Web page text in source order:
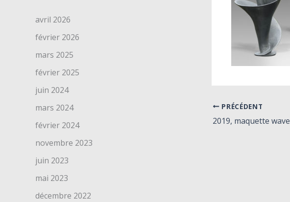
avril 2026
février 2026
mars 2025
février 2025
juin 2024
mars 2024
février 2024
novembre 2023
juin 2023
mai 2023
décembre 2022
PRÉCÉDENT
2019, maquette wave